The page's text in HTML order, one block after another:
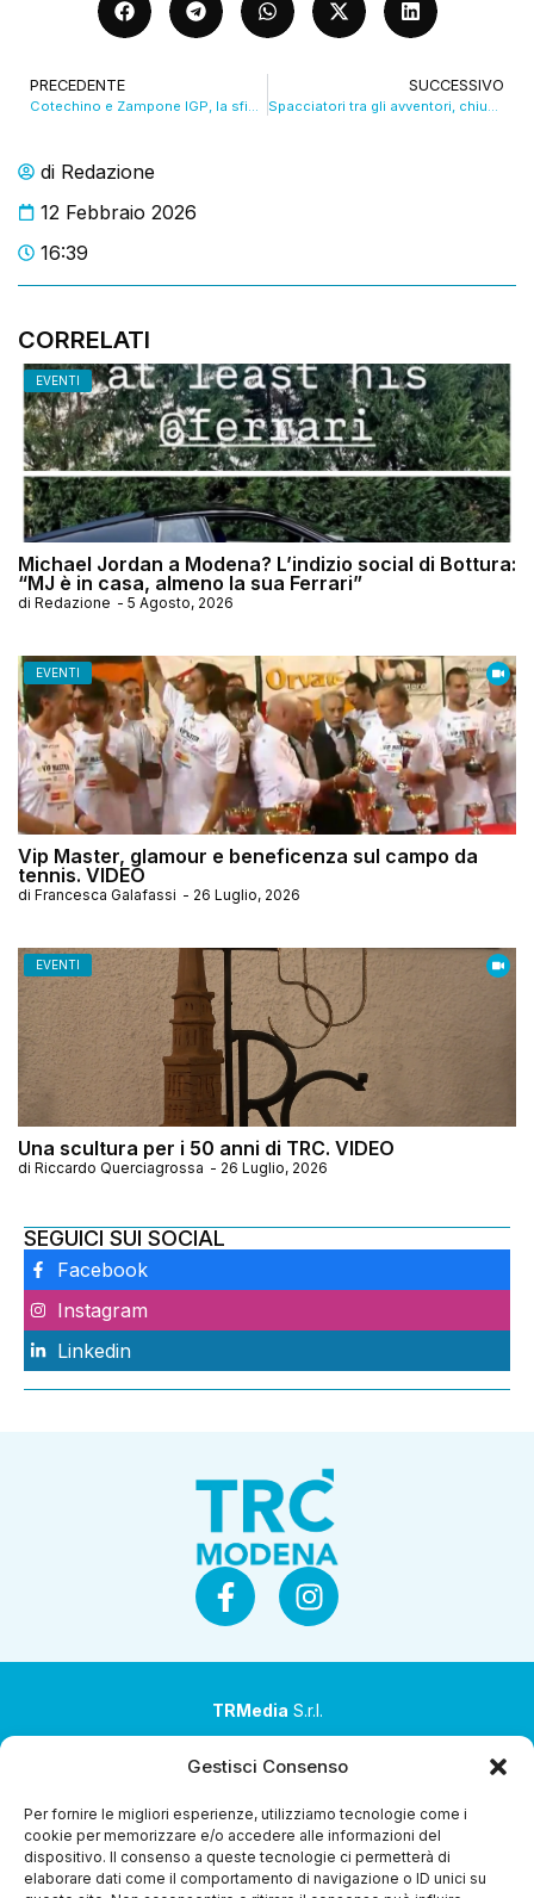
Gestisci Consenso
Per fornire le migliori esperienze, utilizziamo tecnologie come i
cookie per memorizzare e/o accedere alle informazioni del
dispositivo. Il consenso a queste tecnologie ci permetterà di
elaborare dati come il comportamento di navigazione o ID unici su
di Redazione
12 Febbraio 2026
16:39
CORRELATI
EVENTI
Michael Jordan a Modena? L’indizio social di Bottura:
“MJ è in casa, almeno la sua Ferrari”
di Redazione - 5 Agosto, 2026
EVENTI
Vip Master, glamour e beneficenza sul campo da
tennis. VIDEO
di Francesca Galafassi - 26 Luglio, 2026
EVENTI
Una scultura per i 50 anni di TRC. VIDEO
di Riccardo Querciagrossa - 26 Luglio, 2026
PRECEDENTE SUCCESSIVO
SEGUICI SUI SOCIAL
Facebook
Instagram
Linkedin
TRMedia S.r.l.
coordinamento da parte di Coop Alleanza 3.0 Soc. Coop.
Sede legale: via Ragazzi del ’99 nr. 51 42124 Reggio Emilia
(RE)